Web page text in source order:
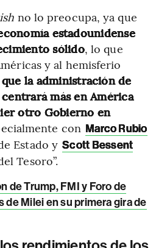
no lo preocupa, ya que
estadounidense
sólido, lo que
y al hemisferio
la administración de
más en América
otro Gobierno en
con Marco Rubio
Estado y Scott Bessent
Tesoro”.
de Trump, FMI y Foro de
de Milei en su primera gira de